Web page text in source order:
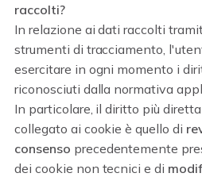
raccolti?
In relazione ai dati raccolti
strumenti di tracciamento,
esercitare in ogni momento i
riconosciuti dalla normativa
In particolare, il diritto più
collegato ai cookie è quello di
consenso precedentemente
dei cookie non tecnici e di